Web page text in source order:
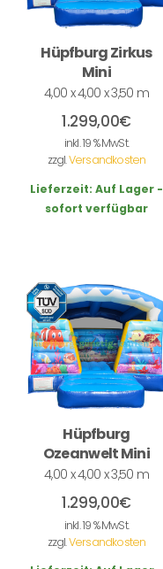
Hüpfburg Zirkus
Mini
4,00 x 4,00 x 3,50 m
1.299,00€
inkl. 19 % MwSt.
zzgl.Versandkosten
Lieferzeit: Auf Lager -
sofort verfügbar
Hüpfburg
Ozeanwelt Mini
4,00 x 4,00 x 3,50 m
1.299,00€
inkl. 19 % MwSt.
zzgl.Versandkosten